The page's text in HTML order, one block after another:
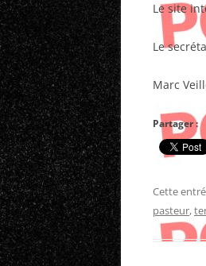
Le site
Le
Marc
Partager :
Cette
pasteur,